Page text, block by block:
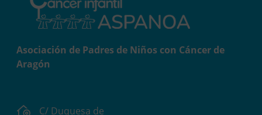
Asociación de Padres de Niños con Cáncer de
Aragón
C/ Duquesa de